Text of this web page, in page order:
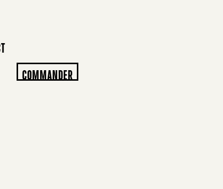
COMMANDER